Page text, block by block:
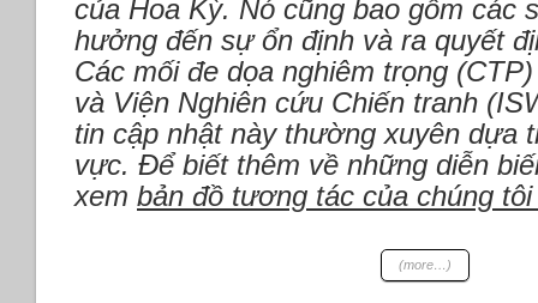
chi
nhánh
trong
một
tuần.
*Israel:
Cơn
mộng
của Hoa Kỳ. Nó cũng bao gồm các
hưởng đến sự ổn định và ra quyết
Các mối đe dọa nghiêm trọng
và Viện Nghiên cứu Chiến tranh
tin cập nhật này thường xuyên dựa
vực. Để biết thêm về những diễn
xem bản đồ tương tác của chúng
(more…)